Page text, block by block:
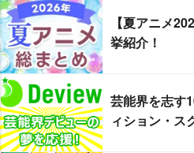
【夏アニメ
挙紹介！
芸能界を志す
ィション・ス